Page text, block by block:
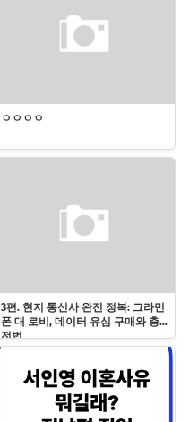
ㅇㅇㅇㅇ
3편. 현지 통신사 완전 정복: 그라민
폰 대 로비, 데이터 유심 구매와 충
전법